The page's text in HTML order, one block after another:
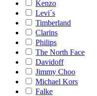
Kenzo
Levi´s
Timberland
Clarins
Philips
The North Face
Davidoff
Jimmy Choo
Michael Kors
Falke